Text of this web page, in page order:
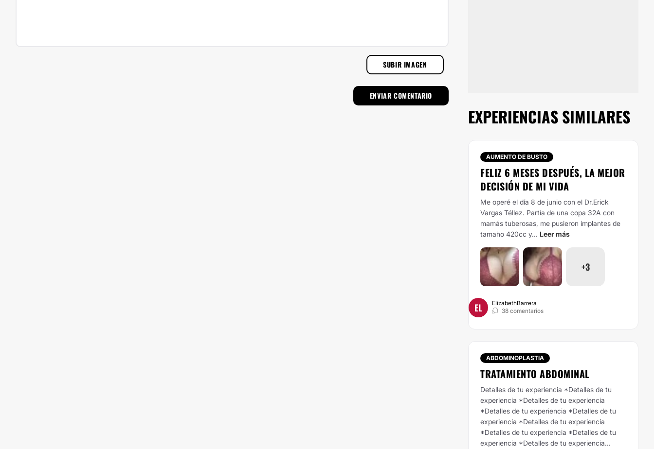
SUBIR IMAGEN
EXPERIENCIAS SIMILARES
AUMENTO DE BUSTO
FELIZ 6 MESES DESPUÉS, LA MEJOR
DECISIÓN DE MI VIDA
Me operé el día 8 de junio con el Dr.Erick
Vargas Téllez. Partía de una copa 32A con
mamás tuberosas, me pusieron implantes de
tamaño 420cc y... Leer más
+3
EL
ElizabethBarrera
38 comentarios
ABDOMINOPLASTIA
TRATAMIENTO ABDOMINAL
Detalles de tu experiencia *Detalles de tu
experiencia *Detalles de tu experiencia
*Detalles de tu experiencia *Detalles de tu
experiencia *Detalles de tu experiencia
*Detalles de tu experiencia *Detalles de tu
experiencia *Detalles de tu experiencia...